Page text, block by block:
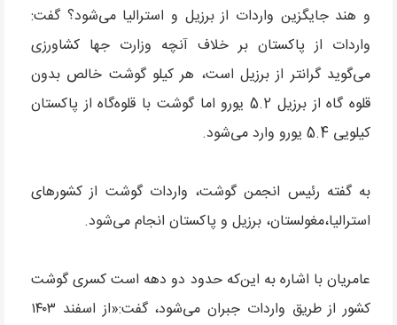
و هند جایگزین واردات از برزیل و استرالیا می‌شود؟ گفت:‌
واردات از پاکستان بر خلاف آنچه وزارت جها کشاورزی
می‌گوید گرانتر از برزیل است، هر کیلو گوشت خالص بدون
قلوه گاه از برزیل 5.2 یورو اما گوشت با قلوه‌گاه از پاکستان
کیلویی 5.4 یورو وارد می‌شود.
به گفته رئیس انجمن گوشت، واردات گوشت از کشورهای
استرالیا،‌مغولستان، برزیل و پاکستان انجام می‌شود.
عامریان با اشاره به این‌که حدود دو دهه است کسری گوشت
کشور از طریق واردات جبران می‌شود، گفت:«از اسفند ۱۴۰۳